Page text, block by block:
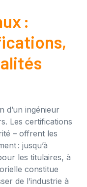
:
d’un ingénieur
Les certifications
– offrent les
: jusqu’à
les titulaires, à
constitue
de l’industrie à